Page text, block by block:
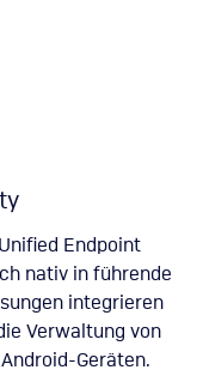
Endpoint
nativ in führende
integrieren
Verwaltung von
Geräten.